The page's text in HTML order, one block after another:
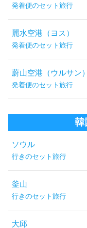
発着便のセット旅行
麗水空港（ヨス）
発着便のセット旅行
蔚山空港（ウルサン）
発着便のセット旅行
韓
ソウル
行きのセット旅行
釜山
行きのセット旅行
大邱